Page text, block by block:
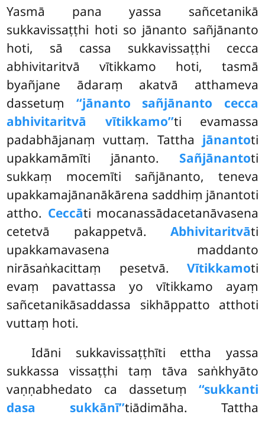
Yasmā pana yassa sañcetanikā
sukkavissaṭṭhi hoti so jānanto sañjānanto
hoti, sā cassa sukkavissaṭṭhi cecca
abhivitaritvā vītikkamo hoti, tasmā
byañjane ādaraṃ akatvā atthameva
dassetuṃ ‘‘jānanto sañjānanto cecca
abhivitaritvā vītikkamo’’ti evamassa
padabhājanaṃ vuttaṃ. Tattha jānantoti
upakkamāmīti jānanto. Sañjānantoti
sukkaṃ mocemīti sañjānanto, teneva
upakkamajānanākārena saddhiṃ jānantoti
attho. Ceccāti mocanassādacetanāvasena
cetetvā pakappetvā. Abhivitaritvāti
upakkamavasena maddanto
nirāsaṅkacittaṃ pesetvā. Vītikkamoti
evaṃ pavattassa yo vītikkamo ayaṃ
sañcetanikāsaddassa sikhāppatto atthoti
vuttaṃ hoti.
Idāni sukkavissaṭṭhīti ettha yassa
sukkassa vissaṭṭhi taṃ tāva saṅkhyāto
vaṇṇabhedato ca dassetuṃ ‘‘sukkanti
dasa sukkānī’’tiādimāha. Tattha